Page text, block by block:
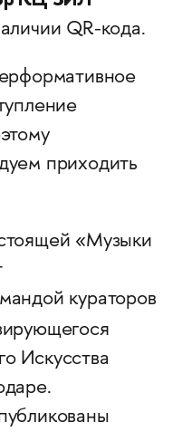
QR-кода.
приходить
«Музыки
кураторов
Искусства